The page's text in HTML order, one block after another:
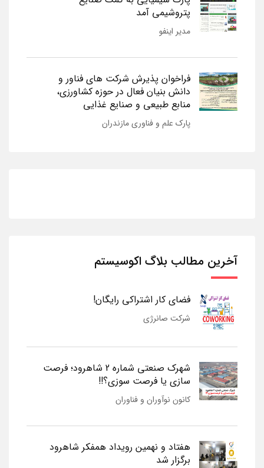
پتروشیمی آمد
مدیر اینفو
فراخوان پذیرش شرکت های فناور و
دانش بنیان فعال در حوزه کشاورزی،
منابع طبیعی و صنایع غذایی
پارک علم و فناوری مازندران
آخرین مطالب بلاگ اکوسیستم
فضای کار اشتراکی رایگان!
شرکت صانرژی
شهرک صنعتی شماره 2 شاهرود؛ فرصت
سازی یا فرصت سوزی؟!!
کانون نوآوران و فناوران
هفتاد و نهمین رویداد همفکر شاهرود
برگزار شد